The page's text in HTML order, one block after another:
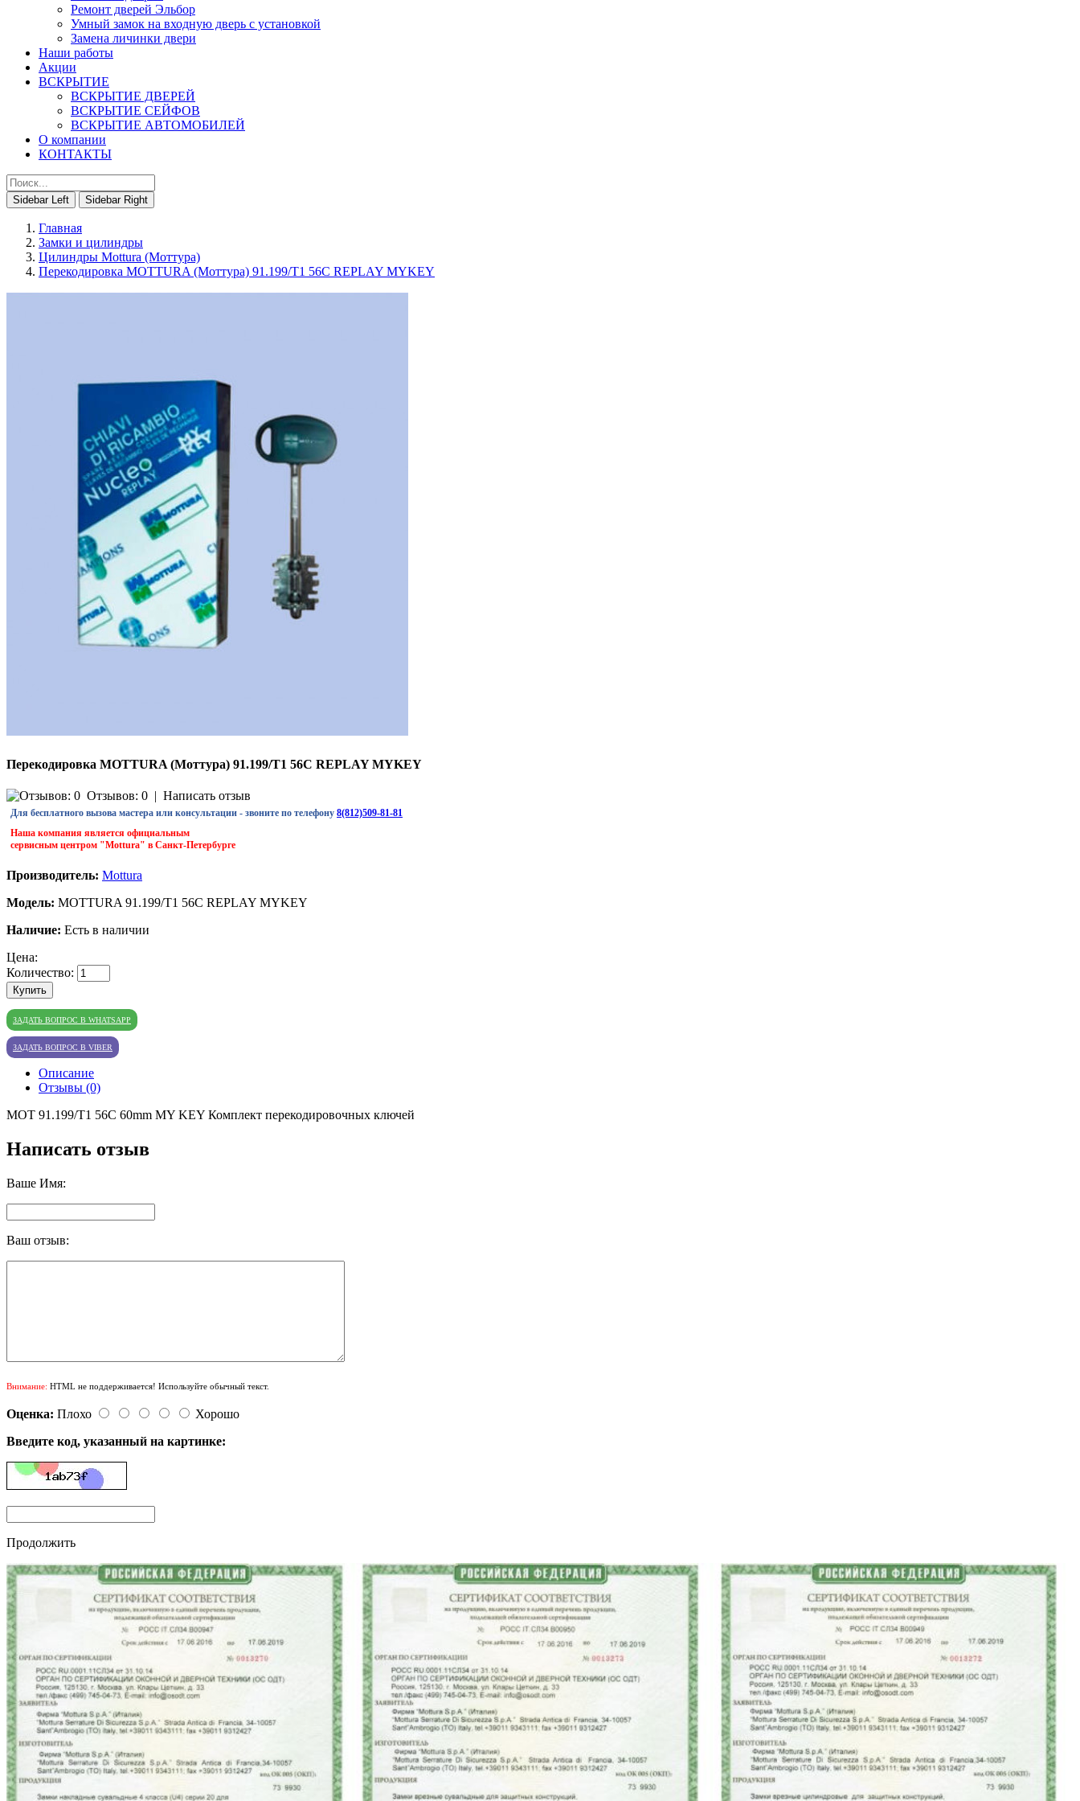
Ремонт дверей Эльбор
Умный замок на входную дверь с установкой
Замена личинки двери
Наши работы
Акции
ВСКРЫТИЕ
ВСКРЫТИЕ ДВЕРЕЙ
ВСКРЫТИЕ СЕЙФОВ
ВСКРЫТИЕ АВТОМОБИЛЕЙ
О компании
КОНТАКТЫ
Sidebar Left Sidebar Right
Главная
Замки и цилиндры
Цилиндры Mottura (Моттура)
Перекодировка MOTTURA (Моттура) 91.199/T1 56C REPLAY MYKEY
Перекодировка MOTTURA (Моттура) 91.199/T1 56C REPLAY MYKEY
Отзывов: 0 | Написать отзыв
Для бесплатного вызова мастера или консультации - звоните по телефону 8(812)509-81-81
Наша компания является официальным
сервисным центром "Mottura" в Санкт-Петербурге
Производитель: Mottura
Модель: MOTTURA 91.199/T1 56C REPLAY MYKEY
Наличие: Есть в наличии
Цена:
Количество:
Купить
ЗАДАТЬ ВОПРОС В WHATSAPP
ЗАДАТЬ ВОПРОС В VIBER
Описание
Отзывы (0)
MOT 91.199/T1 56C 60mm MY KEY Комплект перекодировочных ключей
Написать отзыв
Ваше Имя:
Ваш отзыв:
Внимание: HTML не поддерживается! Используйте обычный текст.
Оценка: Плохо
Хорошо
Введите код, указанный на картинке:
Продолжить